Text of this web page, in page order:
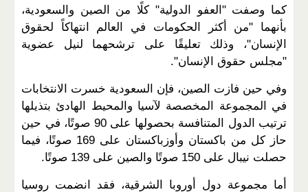
كما وصفت "العفو الدولية" كلًا من الصين والسعودية،
بأنهما "من أكثر الحكومات في العالم انتهاكاً لحقوق
الإنسان"، وذلك تعليقًا على ترشحهما لنيل عضوية
"مجلس حقوق الإنسان".
وفي حين فازت الصين، فإن السعودية خسرت الانتخابات
في المجموعة المخصصة لآسيا والمحيط الهادئ بتذيلها
ترتيب الدول المتنافسة بحصولها على 90 صوتًا، في حين
حاز كل من باكستان وأوزباكستان على 169 صوتًا، فيما
حصلت نيبال على 150 صوتًا والصين على 139 صوتًا.
أما مجموعة دول أوروبا الشرقية، فقد انضمت روسيا